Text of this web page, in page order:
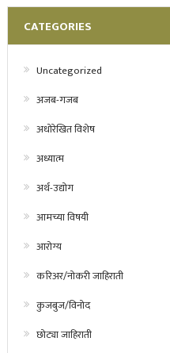
CATEGORIES
Uncategorized
अजब-गजब
अधोरेखित विशेष
अध्यात्म
अर्थ-उद्योग
आमच्या विषयी
आरोग्य
करिअर/नोकरी जाहिराती
कुजबुज/विनोद
छोट्या जाहिराती